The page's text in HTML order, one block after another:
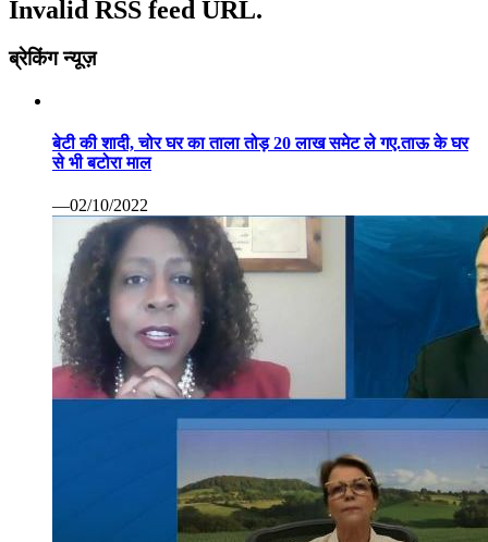
Invalid RSS feed URL.
ब्रेकिंग न्यूज़
बेटी की शादी, चोर घर का ताला तोड़ 20 लाख समेट ले गए.ताऊ के घर
से भी बटोरा माल
—02/10/2022